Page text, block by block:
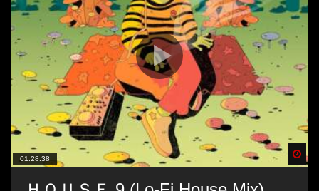
01:28:38